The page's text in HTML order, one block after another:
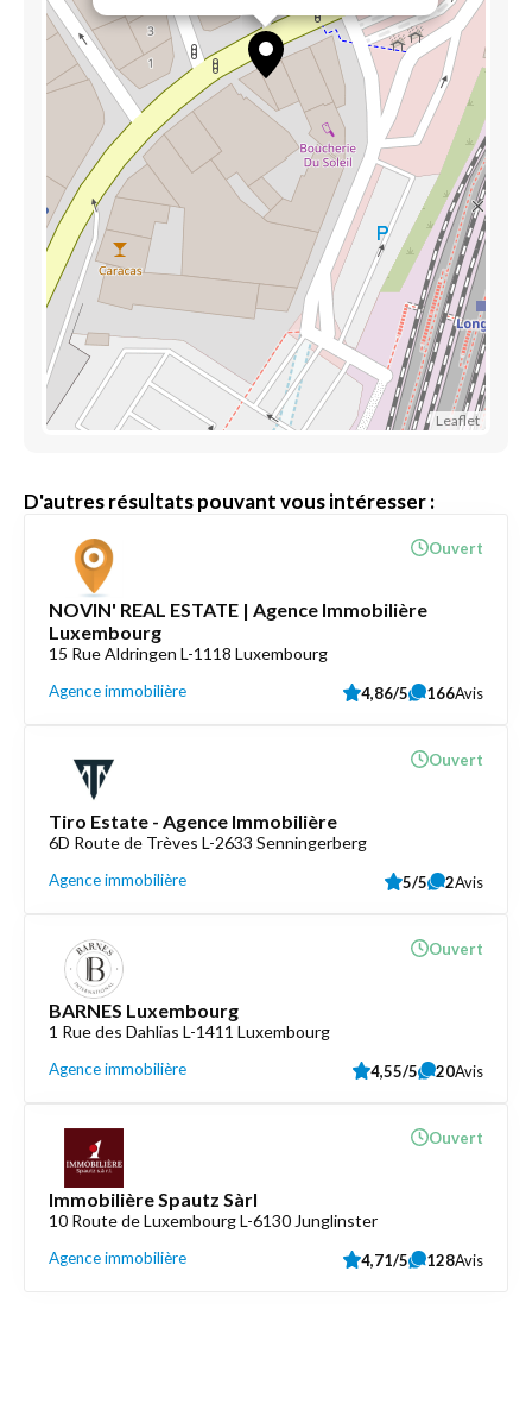
Leaflet
D'autres résultats pouvant vous intéresser :
NOVIN' REAL ESTATE | Agence Immobilière
Luxembourg
15 Rue Aldringen L-1118 Luxembourg
Agence immobilière
Ouvert
4,86/5 166Avis
Tiro Estate - Agence Immobilière
6D Route de Trèves L-2633 Senningerberg
Agence immobilière
Ouvert
5/5 2Avis
BARNES Luxembourg
1 Rue des Dahlias L-1411 Luxembourg
Agence immobilière
Ouvert
4,55/5 20Avis
Immobilière Spautz Sàrl
10 Route de Luxembourg L-6130 Junglinster
Agence immobilière
Ouvert
4,71/5 128Avis